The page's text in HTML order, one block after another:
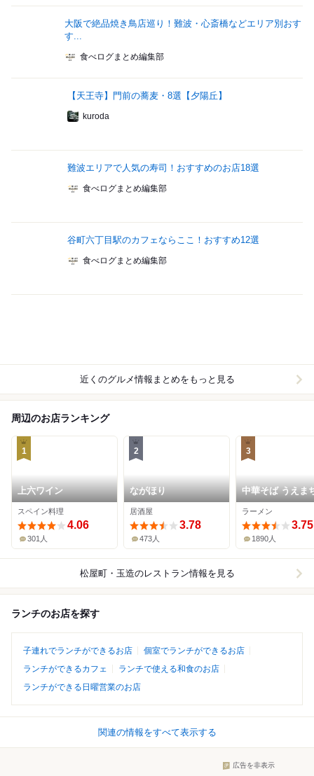
大阪で絶品焼き鳥店巡り！難波・心斎橋などエリア別おす
す...
食べログまとめ編集部
【天王寺】門前の蕎麦・8選【夕陽丘】
kuroda
難波エリアで人気の寿司！おすすめのお店18選
食べログまとめ編集部
谷町六丁目駅のカフェならここ！おすすめ12選
食べログまとめ編集部
近くのグルメ情報まとめをもっと見る
周辺のお店ランキング
1
上六ワイン
スペイン料理
4.06
301人
2
ながほり
居酒屋
3.78
473人
3
中華そば うえま
ラーメン
3.75
1890人
松屋町・玉造のレストラン情報を見る
ランチのお店を探す
子連れでランチができるお店
個室でランチができるお店
ランチができるカフェ
ランチで使える和食のお店
ランチができる日曜営業のお店
関連の情報をすべて表示する
広告を非表示